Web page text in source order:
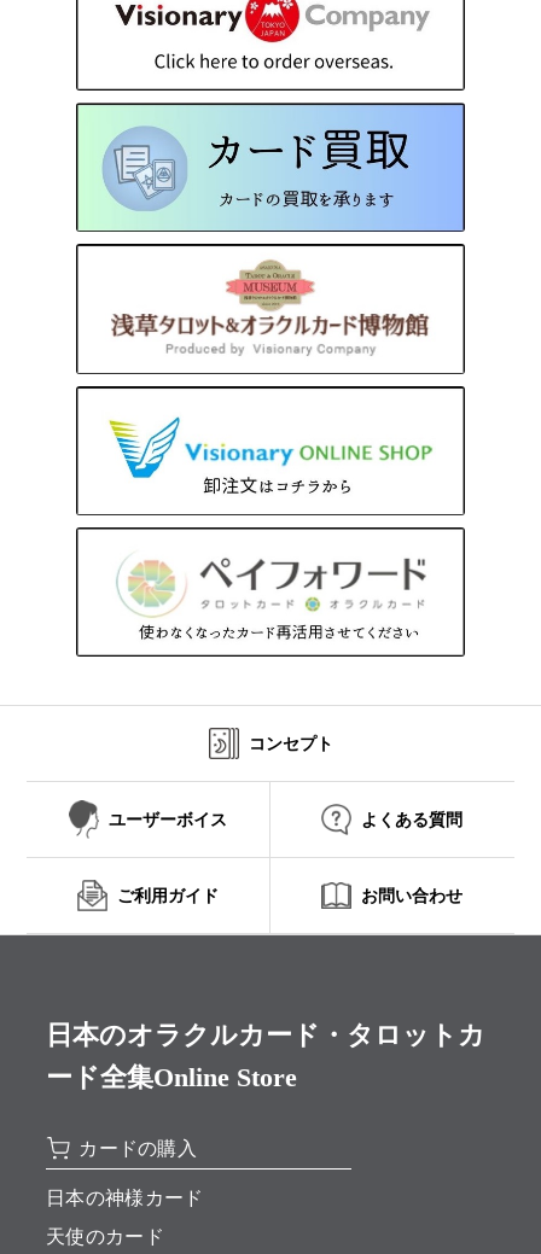
コンセプト
ユーザーボイス よくある質問
ご利用ガイド お問い合わせ
日本のオラクルカード・タロットカ
ード全集Online Store
カードの購入
日本の神様カード
天使のカード